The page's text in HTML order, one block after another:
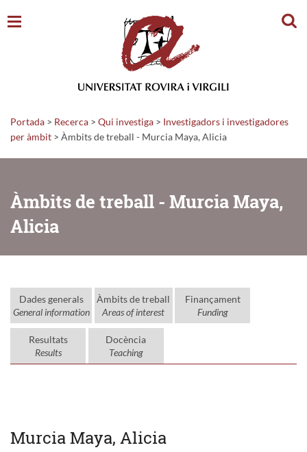
Portada > Recerca > Qui investiga > Investigadors i investigadores
per àmbit > Àmbits de treball - Murcia Maya, Alicia
Àmbits de treball - Murcia Maya,
Alicia
Dades generals
General information
Àmbits de treball
Areas of interest
Finançament
Funding
Resultats
Results
Docència
Teaching
Murcia Maya, Alicia